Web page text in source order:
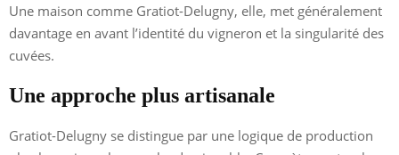
Une maison comme Gratiot-Delugny, elle, met généralement
davantage en avant l’identité du vigneron et la singularité des
cuvées.
Une approche plus artisanale
Gratiot-Delugny se distingue par une logique de production